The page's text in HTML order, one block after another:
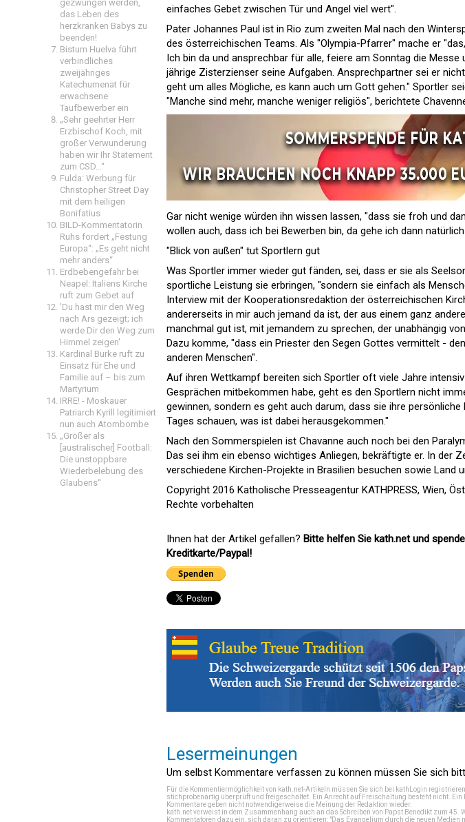
gezwungen werden,
das Leben des
herzkranken Babys zu
beenden!
Bistum Huelva führt
verbindliches
zweijähriges
Katechumenat für
erwachsene
Taufbewerber ein
„Sehr geehrter Herr
Erzbischof Koch, mit
großer Verwunderung
haben wir Ihr Statement
zum CSD…“
Fulda: Werbung für
Christopher Street Day
mit dem heiligen
Bonifatius
BILD-Kommentatorin
Ruhs fordert „Festung
Europa“: „Es geht nicht
mehr anders“
Erdbebengefahr bei
Neapel: Italiens Kirche
ruft zum Gebet auf
'Du hast mir den Weg
nach Ars gezeigt; ich
werde Dir den Weg zum
Himmel zeigen'
Kardinal Burke ruft zu
Einsatz für Ehe und
Familie auf – bis zum
Martyrium
IRRE! - Moskauer
Patriarch Kyrill legitimiert
nun auch Atombombe
„Größer als
[australischer] Football:
Die unstoppbare
Wiederbelebung des
Glaubens“
einfaches Gebet zwischen Tür und Angel viel wert".
Pater Johannes Paul ist in Rio zum zweiten Mal nach den
des österreichischen Teams. Als "Olympia-Pfarrer" mache er
Ich bin da und ansprechbar für alle, feiere am Sonntag die Messe
jährige Zisterzienser seine Aufgaben. Ansprechpartner sei er
geht um alles Mögliche, es kann auch um Gott gehen." Sportler
"Manche sind mehr, manche weniger religiös", berichtete
Gar nicht wenige würden ihn wissen lassen, "dass sie froh und
wollen auch, dass ich bei Bewerben bin, da gehe ich dann
"Blick von außen" tut Sportlern gut
Was Sportler immer wieder gut fänden, sei, dass er sie als
sportliche Leistung sie erbringen, "sondern sie einfach als
Interview mit der Kooperationsredaktion der österreichischen
andererseits in mir auch jemand da ist, der aus einem ganz
manchmal gut ist, mit jemandem zu sprechen, der unabhängig
Dazu komme, "dass ein Priester den Segen Gottes vermittelt -
anderen Menschen".
Auf ihren Wettkampf bereiten sich Sportler oft viele Jahre
Gesprächen mitbekommen habe, geht es den Sportlern nicht
gewinnen, sondern es geht auch darum, dass sie ihre
Tages schauen, was ist dabei herausgekommen."
Nach den Sommerspielen ist Chavanne auch noch bei den
Das sei ihm ein ebenso wichtiges Anliegen, bekräftigte er. In der
verschiedene Kirchen-Projekte in Brasilien besuchen sowie Land
Copyright 2016 Katholische Presseagentur KATHPRESS, Wien,
Rechte vorbehalten
Ihnen hat der Artikel gefallen? Bitte helfen Sie kath.net und
Kreditkarte/Paypal!
Lesermeinungen
Um selbst Kommentare verfassen zu können müssen Sie sich
Für die Kommentiermöglichkeit von kath.net-Artikeln müssen Sie sich bei kathLogin registrieren
stichprobenartig überprüft und freigeschaltet. Ein Anrecht auf Freischaltung besteht nicht.
Kommentare geben nicht notwendigerweise die Meinung der Redaktion wieder.
kath.net verweist in dem Zusammenhang auch an das Schreiben von Papst Benedikt zum
Kommentatoren dazu ein, sich daran zu orientieren: "Das Evangelium durch die neuen